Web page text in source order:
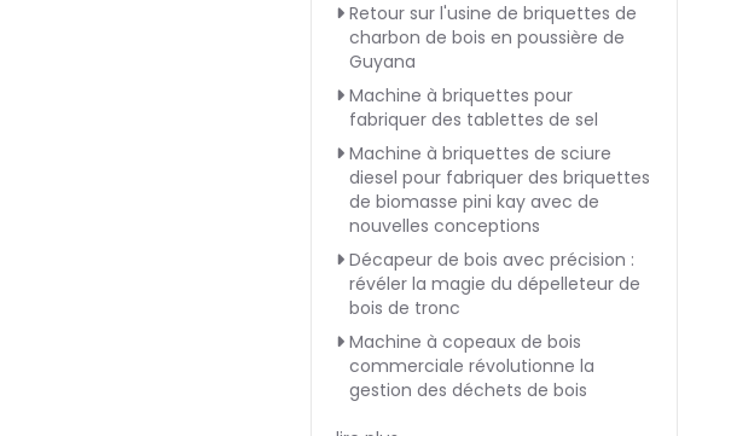
Retour sur l'usine de briquettes de
charbon de bois en poussière de
Guyana
Machine à briquettes pour
fabriquer des tablettes de sel
Machine à briquettes de sciure
diesel pour fabriquer des briquettes
de biomasse pini kay avec de
nouvelles conceptions
Décapeur de bois avec précision :
révéler la magie du dépelleteur de
bois de tronc
Machine à copeaux de bois
commerciale révolutionne la
gestion des déchets de bois